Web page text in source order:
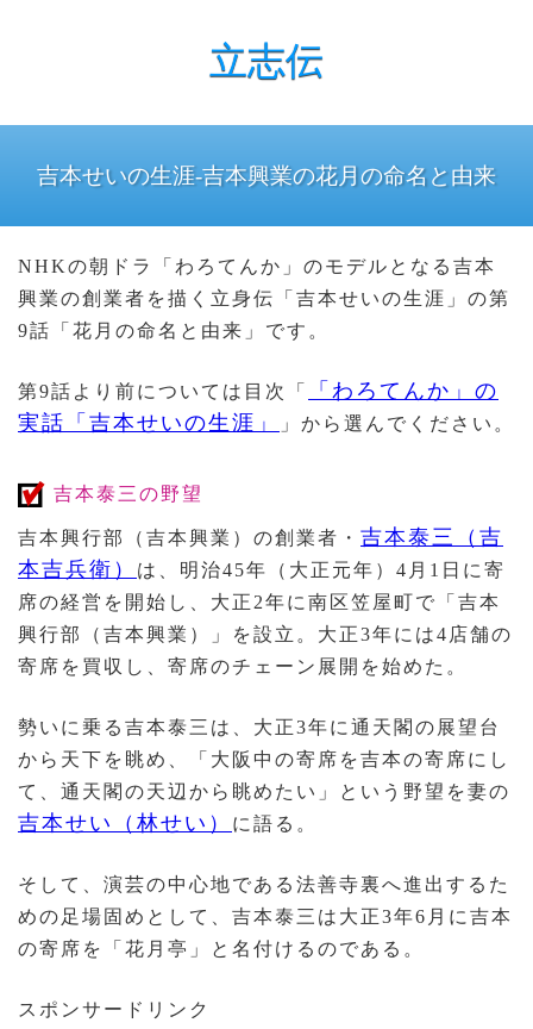
立志伝
吉本せいの生涯-吉本興業の花月の命名と由来
NHKの朝ドラ「わろてんか」のモデルとなる吉本
興業の創業者を描く立身伝「吉本せいの生涯」の第
9話「花月の命名と由来」です。
第9話より前については目次「
「わろてんか」の
実話「吉本せいの生涯」
」から選んでください。
吉本泰三の野望
吉本興行部（吉本興業）の創業者・ 吉本泰三（吉
本吉兵衛）
は、明治45年（大正元年）4月1日に寄
席の経営を開始し、大正2年に南区笠屋町で「吉本
興行部（吉本興業）」を設立。大正3年には4店舗の
寄席を買収し、寄席のチェーン展開を始めた。
勢いに乗る吉本泰三は、大正3年に通天閣の展望台
から天下を眺め、「大阪中の寄席を吉本の寄席にし
て、通天閣の天辺から眺めたい」という野望を妻の
吉本せい（林せい） に語る。
そして、演芸の中心地である法善寺裏へ進出するた
めの足場固めとして、吉本泰三は大正3年6月に吉本
の寄席を「花月亭」と名付けるのである。
スポンサードリンク